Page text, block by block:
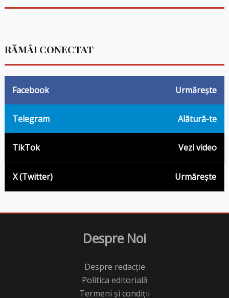
RĂMÂI CONECTAT
Facebook Urmărește
Telegram Alătură-te
TikTok Vezi video
X (Twitter) Urmărește
Despre Noi
Despre redacție
Politica editorială
Termeni și condiții